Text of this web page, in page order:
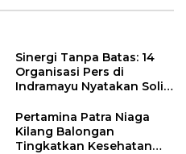
Sinergi Tanpa Batas: 14
Organisasi Pers di
Indramayu Nyatakan Solid
Pertamina Patra Niaga
Kilang Balongan
Tingkatkan Kesehatan